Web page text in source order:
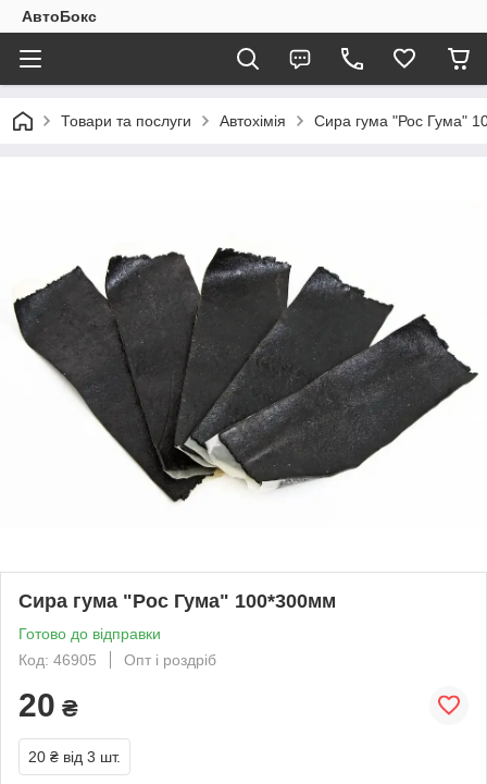
АвтоБокс
Товари та послуги Автохімія Сира гума "Рос Гума"
Сира гума "Рос Гума" 100*300мм
Готово до відправки
Код: 46905
Опт і роздріб
20 ₴
20 ₴ від 3 шт.